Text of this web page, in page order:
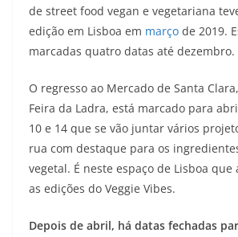
de street food vegan e vegetariana
edição em Lisboa em março de 2019.
marcadas quatro datas até dezembro.
O regresso ao Mercado de Santa
Feira da Ladra, está marcado para
10 e 14 que se vão juntar vários
rua com destaque para os
vegetal. É neste espaço de Lisboa que
as edições do Veggie Vibes.
Depois de abril, há datas fechadas